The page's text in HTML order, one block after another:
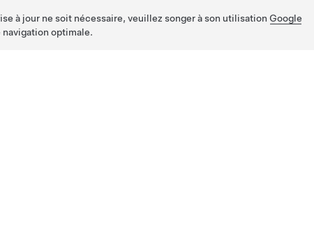
à jour ne soit nécessaire, veuillez songer à son utilisation Google
optimale.